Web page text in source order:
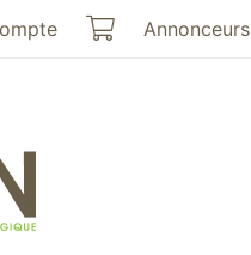
Mon panier
Annonceurs